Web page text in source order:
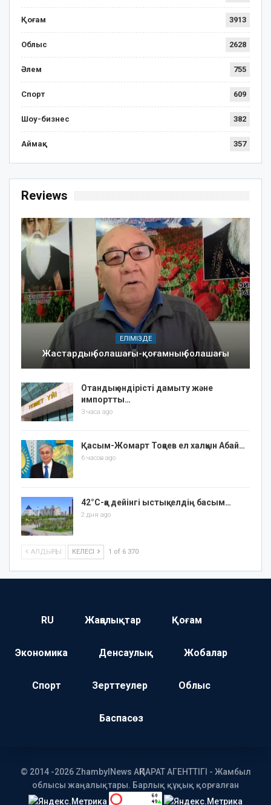
Қоғам 3913
Облыс 2628
Әлем 755
Спорт 609
Шоу-бизнес 382
Аймақ 357
Reviews
ЕЛІМІЗДЕ
Жастардың болашағы-қоғамның болашағы
Отандық өндірісті дамыту және
импортты…
3 часа ago
Қасым-Жомарт Тоқаев ел халқын Абай…
6 часов ago
42°C-қа дейінгі ыстық: елдің басым…
2 дня ago
АЛДЫҢҒЫ КЕЛЕСІ 1 of 6 370
RU Жаңалықтар Қоғам
Экономика Денсаулық Жобалар
Спорт Зерттеулер Облыс
Баспасөз
© 2014 -2026 ZhambylNews АҚПАРАТ АГЕНТТІГІ - Жамбыл
облысы жаңалықтары. Барлық құқық қорғалған